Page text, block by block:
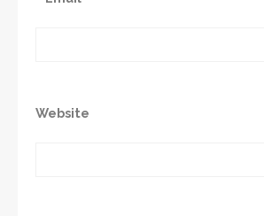
Website